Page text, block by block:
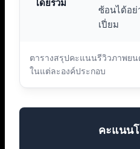
ตารางสรุปคะแนนรีวิวภาพยน
ในแต่ละองค์ประกอบ
โดยรวม
ซ้อนได้อย่
เปี่ยม
คะแนน